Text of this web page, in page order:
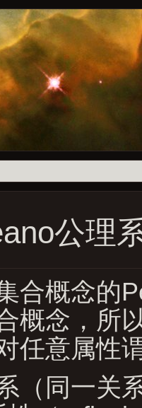
公理
合概念的
概念，所
任意属性
（同一关